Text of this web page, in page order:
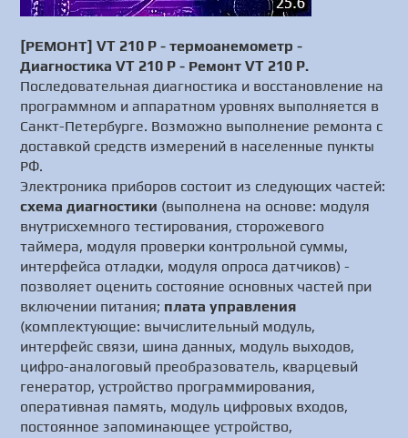
[РЕМОНТ] VT 210 P - термоанемометр -
Диагностика VT 210 P - Ремонт VT 210 P.
Последовательная диагностика и восстановление на
программном и аппаратном уровнях выполняется в
Санкт-Петербурге. Возможно выполнение ремонта с
доставкой средств измерений в населенные пункты
РФ.
Электроника приборов состоит из следующих частей:
схема диагностики (выполнена на основе: модуля
внутрисхемного тестирования, сторожевого
таймера, модуля проверки контрольной суммы,
интерфейса отладки, модуля опроса датчиков) -
позволяет оценить состояние основных частей при
включении питания; плата управления
(комплектующие: вычислительный модуль,
интерфейс связи, шина данных, модуль выходов,
цифро-аналоговый преобразователь, кварцевый
генератор, устройство программирования,
оперативная память, модуль цифровых входов,
постоянное запоминающее устройство,